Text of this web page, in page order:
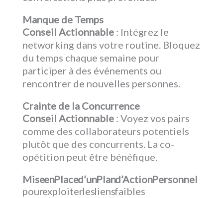
Manque de Temps
Conseil Actionnable : Intégrez le
networking dans votre routine. Bloquez
du temps chaque semaine pour
participer à des événements ou
rencontrer de nouvelles personnes.
Crainte de la Concurrence
Conseil Actionnable : Voyez vos pairs
comme des collaborateurs potentiels
plutôt que des concurrents. La co-
opétition peut être bénéfique.
Mise en Place d’un Plan d’Action Personnel
pour exploiter les liens faibles